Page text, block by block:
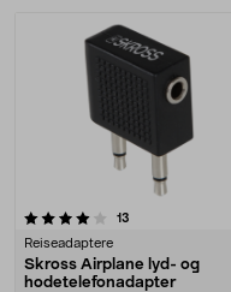
13
Reiseadaptere
Skross Airplane lyd- og
hodetelefonadapter
4.5 av 5 stjerner